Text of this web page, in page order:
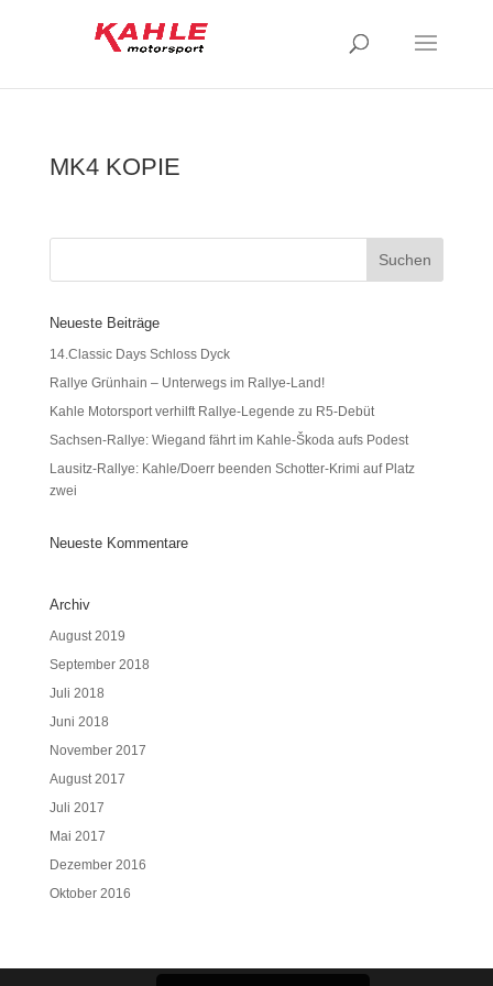
MK4 KOPIE
Neueste Beiträge
14.Classic Days Schloss Dyck
Rallye Grünhain – Unterwegs im Rallye-Land!
Kahle Motorsport verhilft Rallye-Legende zu R5-Debüt
Sachsen-Rallye: Wiegand fährt im Kahle-Škoda aufs Podest
Lausitz-Rallye: Kahle/Doerr beenden Schotter-Krimi auf Platz
zwei
Neueste Kommentare
Archiv
August 2019
September 2018
Juli 2018
Juni 2018
November 2017
August 2017
Juli 2017
Mai 2017
Dezember 2016
Oktober 2016